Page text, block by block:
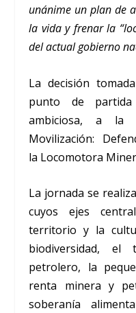
unánime un plan de
la vida y frenar la
del actual gobierno
La decisión
punto de
ambiciosa, a la
Movilización:
la Locomotora
La jornada se
cuyos ejes
territorio y la
biodiversidad,
petrolero, la
renta minera y
soberanía